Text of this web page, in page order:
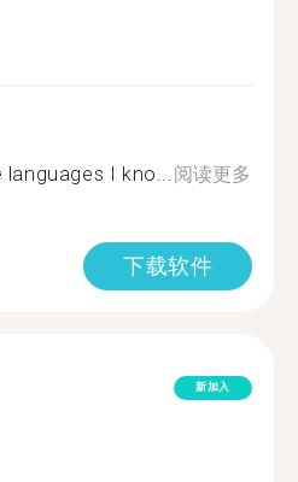
I kno...阅读更多
下载软件
新加入